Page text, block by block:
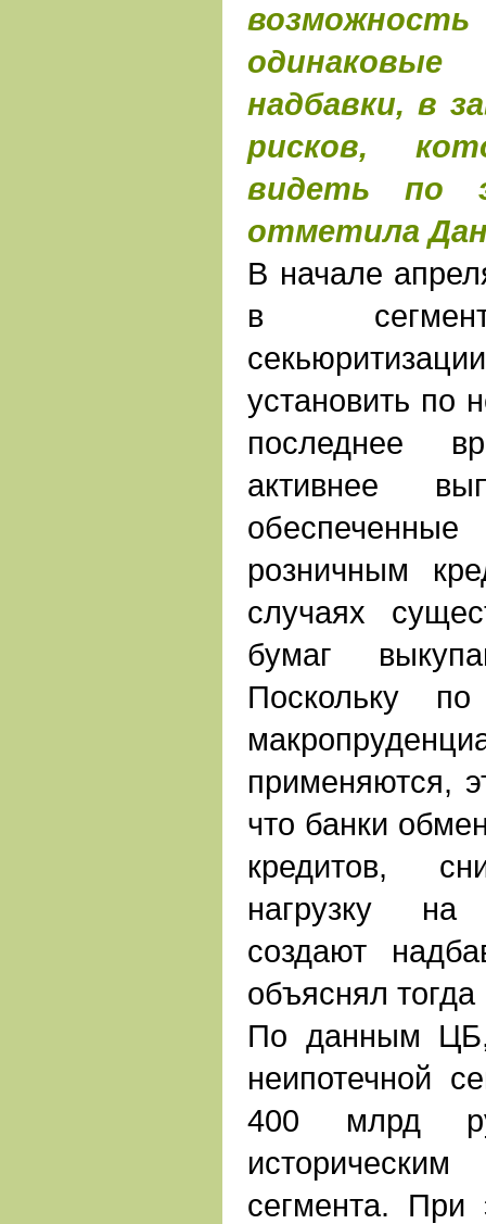
надбавки, в
рисков,
видеть по
отметила
В начале
в
установить по
последнее
активнее
розничным
случаях
бумаг
Поскольку
применяются,
что банки
кредитов,
нагрузку на
создают
объяснял
По данным
неипотечной
400 млрд
сегмента.